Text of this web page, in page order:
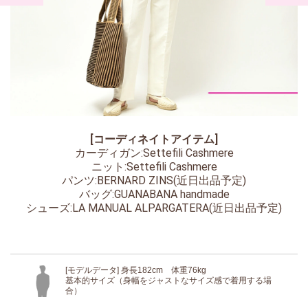
[コーディネイトアイテム]
カーディガン:Settefili Cashmere
ニット:Settefili Cashmere
パンツ:BERNARD ZINS(近日出品予定)
バッグ:GUANABANA handmade
シューズ:LA MANUAL ALPARGATERA(近日出品予定)
[モデルデータ] 身長182cm 体重76kg
基本的サイズ（身幅をジャストなサイズ感で着用する場
合）